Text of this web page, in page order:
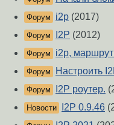
Форум i2p (2017)
Форум I2P (2012)
Форум i2p,
Форум Настроить
Форум I2P роутер.
Новости I2P 0.9.46